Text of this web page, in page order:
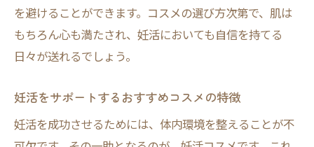
を避けることができます。コスメの選び方次第で、肌は
もちろん心も満たされ、妊活においても自信を持てる
日々が送れるでしょう。
妊活をサポートするおすすめコスメの特徴
妊活を成功させるためには、体内環境を整えることが不